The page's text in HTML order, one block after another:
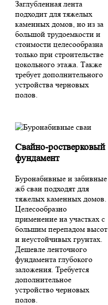
Заглубленная лента
подходит для тяжелых
каменных домов, но из за
большой трудоемкости и
стоимости целесообразна
только при строительстве
цокольного этажа. Также
требует дополнительного
устройства черновых
полов.
Свайно-ростверковый
фундамент
Буронабивные и забивные
жб сваи подходят для
тяжелых каменных домов.
Целесообразно
применение на участках с
большим перепадом высот
и неустойчивых грунтах.
Дешевле ленточного
фундамента глубокого
заложения. Требуется
дополнительное
устройство черновых
полов.